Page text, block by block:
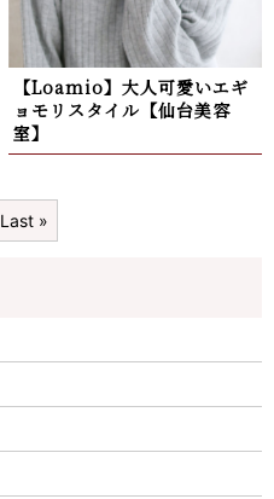
【Loamio】大人可愛いエギ
ョモリスタイル【仙台美容
室】
Last »